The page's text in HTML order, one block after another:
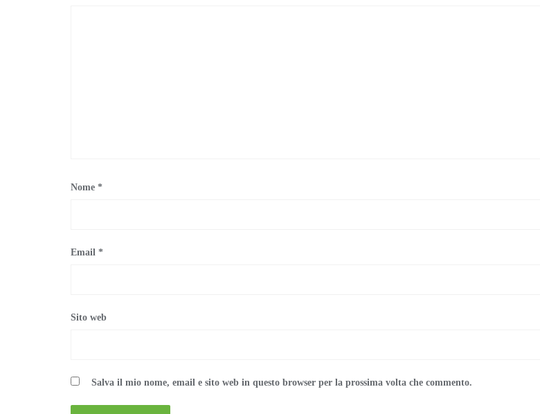
Nome *
Email *
Sito web
Salva il mio nome, email e sito web in questo browser per la prossima volta che commento.